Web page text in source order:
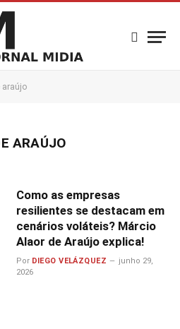
araújo
ARAÚJO
Como as empresas
resilientes se destacam em
cenários voláteis? Márcio
Alaor de Araújo explica!
Por DIEGO VELÁZQUEZ
junho 29,
2026